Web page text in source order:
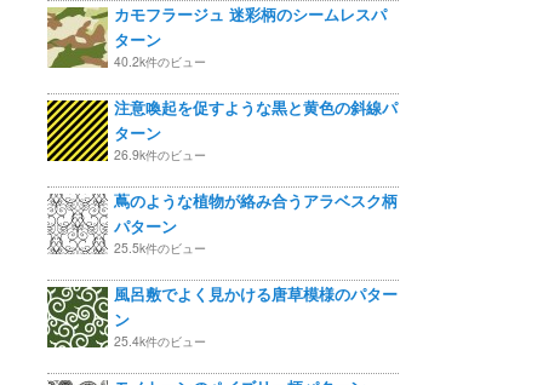
カモフラージュ 迷彩柄のシームレスパ
ターン
40.2k件のビュー
注意喚起を促すような黒と黄色の斜線パ
ターン
26.9k件のビュー
蔦のような植物が絡み合うアラベスク柄
パターン
25.5k件のビュー
風呂敷でよく見かける唐草模様のパター
ン
25.4k件のビュー